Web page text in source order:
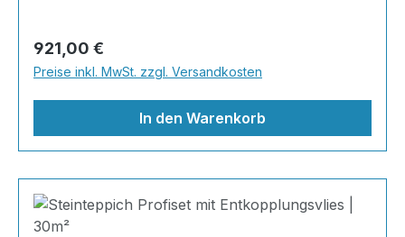
und einfach zu verlegen. Stöbern Sie in unserem
Shop nach Ihrer Lieblingsfarbe und legen Sie
gleich los! Inhalt 12x25kg Marmorsteine 6kg
Grundierung AT-EG 30 24kg
Regulärer Preis:
921,00 €
Preise inkl. MwSt. zzgl. Versandkosten
In den Warenkorb